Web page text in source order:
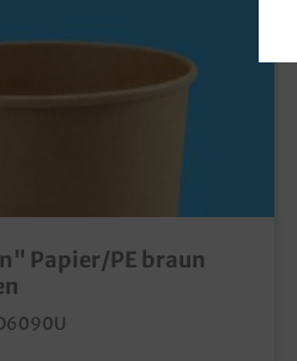
Papier/PE braun